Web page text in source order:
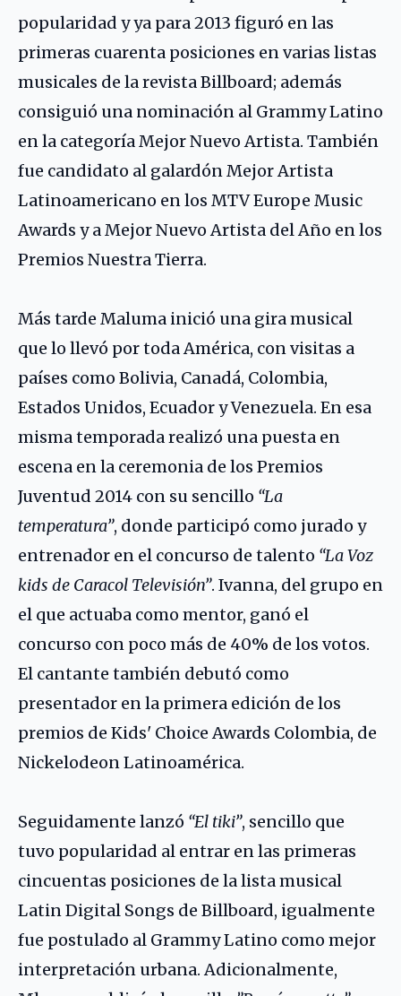
popularidad y ya para 2013 figuró en las
primeras cuarenta posiciones en varias listas
musicales de la revista Billboard; además
consiguió una nominación al Grammy Latino
en la categoría Mejor Nuevo Artista. También
fue candidato al galardón Mejor Artista
Latinoamericano en los MTV Europe Music
Awards y a Mejor Nuevo Artista del Año en los
Premios Nuestra Tierra.
Más tarde Maluma inició una gira musical
que lo llevó por toda América, con visitas a
países como Bolivia, Canadá, Colombia,
Estados Unidos, Ecuador y Venezuela. En esa
misma temporada realizó una puesta en
escena en la ceremonia de los Premios
Juventud 2014 con su sencillo “La
temperatura”, donde participó como jurado y
entrenador en el concurso de talento “La Voz
kids de Caracol Televisión”. Ivanna, del grupo en
el que actuaba como mentor, ganó el
concurso con poco más de 40% de los votos.
El cantante también debutó como
presentador en la primera edición de los
premios de Kids' Choice Awards Colombia, de
Nickelodeon Latinoamérica.
Seguidamente lanzó “El tiki”, sencillo que
tuvo popularidad al entrar en las primeras
cincuentas posiciones de la lista musical
Latin Digital Songs de Billboard, igualmente
fue postulado al Grammy Latino como mejor
interpretación urbana. Adicionalmente,